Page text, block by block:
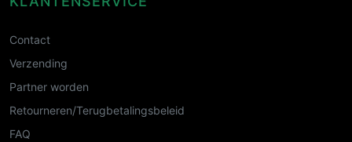
Contact
Verzending
Partner worden
Retourneren/Terugbetalingsbeleid
FAQ